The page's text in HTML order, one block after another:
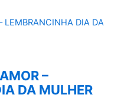
–
DA MULHER